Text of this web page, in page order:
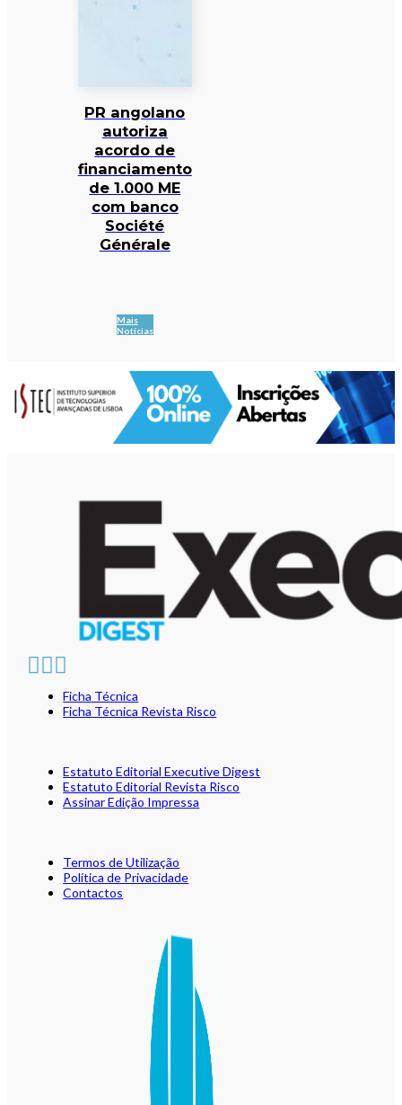
PR angolano
autoriza
acordo de
financiamento
de 1.000 ME
com banco
Société
Générale
Mais
Notícias
Ficha Técnica
Ficha Técnica Revista Risco
Estatuto Editorial Executive Digest
Estatuto Editorial Revista Risco
Assinar Edição Impressa
Termos de Utilização
Política de Privacidade
Contactos